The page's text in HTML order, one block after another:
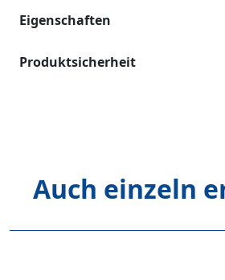
Eigenschaften
Produktsicherheit
Auch einzeln